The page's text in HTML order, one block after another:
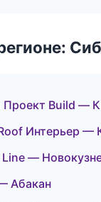
Проект Build —
Интерьер —
—
Абакан